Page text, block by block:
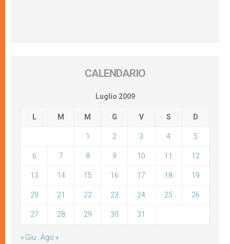
CALENDARIO
Luglio 2009
L M M G V S D
1 2 3 4 5
6 7 8 9 10 11 12
13 14 15 16 17 18 19
20 21 22 23 24 25 26
27 28 29 30 31
« Giu Ago »